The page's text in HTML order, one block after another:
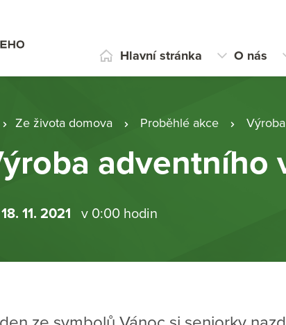
Hlavní stránka O nás
Ze života domova Proběhlé akce
adventního
18. 11. 2021 v 0:00 hodin